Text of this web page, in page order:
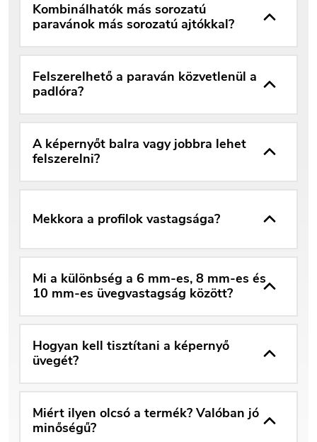
Kombinálhatók más sorozatú
paravánok más sorozatú ajtókkal?
Felszerelhető a paraván közvetlenül a
padlóra?
A képernyőt balra vagy jobbra lehet
felszerelni?
Mekkora a profilok vastagsága?
Mi a különbség a 6 mm-es, 8 mm-es és
10 mm-es üvegvastagság között?
Hogyan kell tisztítani a képernyő
üvegét?
Miért ilyen olcsó a termék? Valóban jó
minőségű?